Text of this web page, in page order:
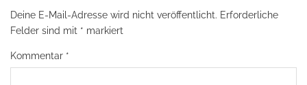
Deine E-Mail-Adresse wird nicht veröffentlicht. Erforderliche
Felder sind mit * markiert
Kommentar *